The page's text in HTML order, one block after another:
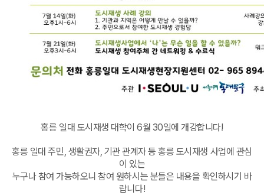
홍릉 일대 도시재생 대학이 6월 30일에 개강합니다!
홍릉 일대 주민, 생활권자, 기관 관계자 등 홍릉 도시재생 사업에 관심
이 있는
누구나 참여 가능하오니참여 원하시는 분들은 내용을 확인하시기 바
랍니다!